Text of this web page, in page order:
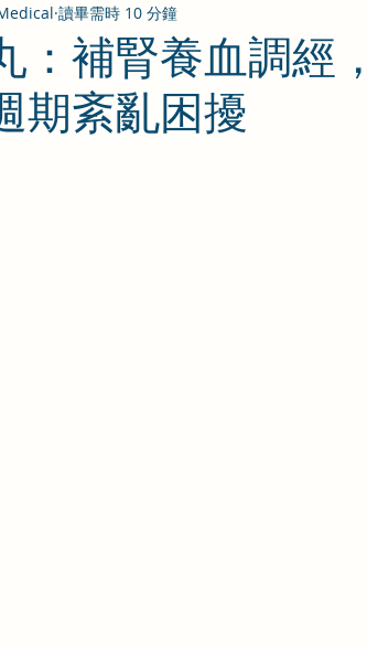
：補腎養血調經
期紊亂困擾
讀畢需時 10 分鐘